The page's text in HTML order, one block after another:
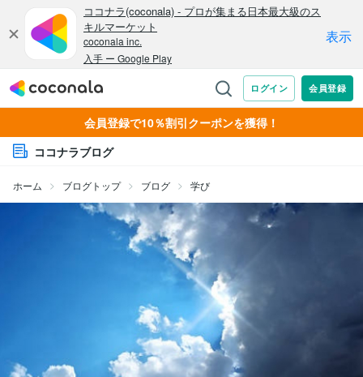
会員登録で10％割引クーポンを獲得！
ココナラブログ
ホーム ブログトップ ブログ 学び